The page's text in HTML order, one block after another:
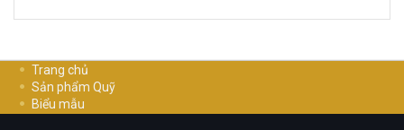
Trang chủ
Sản phẩm Quỹ
Biểu mẫu